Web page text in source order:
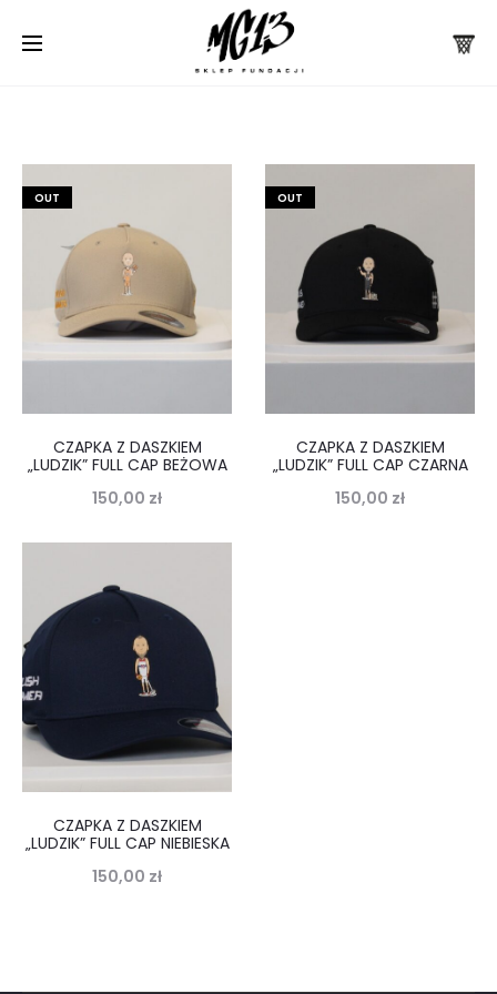
OUT
CZAPKA Z DASZKIEM
„LUDZIK” FULL CAP BEŻOWA
150,00 zł
OUT
CZAPKA Z DASZKIEM
„LUDZIK” FULL CAP CZARNA
150,00 zł
CZAPKA Z DASZKIEM
„LUDZIK” FULL CAP NIEBIESKA
150,00 zł